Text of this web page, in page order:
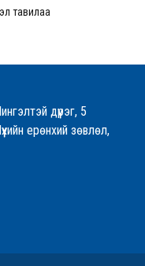
тавилаа
дүүрэг, 5
ерөнхий зөвлөл,